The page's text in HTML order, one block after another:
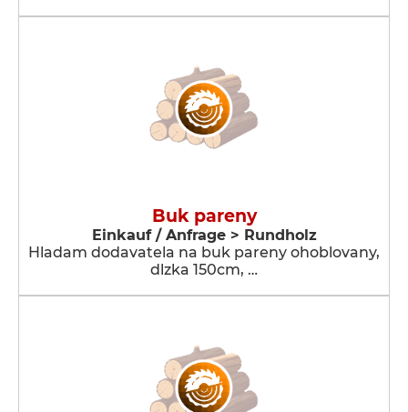
Buk pareny
Einkauf / Anfrage > Rundholz
Hladam dodavatela na buk pareny ohoblovany,
dlzka 150cm, …